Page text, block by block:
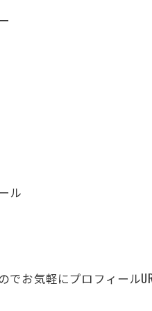
ル
お気軽にプロフィール